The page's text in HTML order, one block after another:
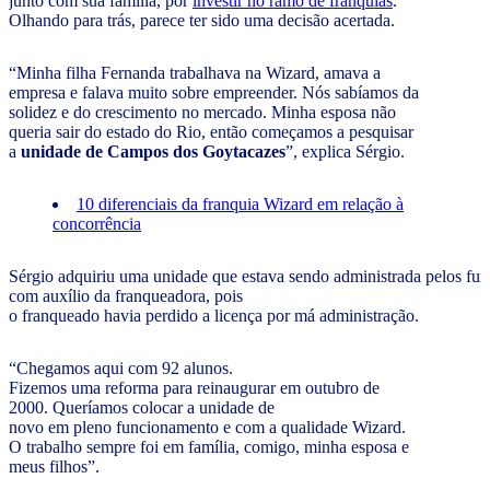
Olhando para trás, parece ter sido uma decisão acertada.
“Minha filha Fernanda trabalhava na Wizard, amava a
empresa e falava muito sobre empreender. Nós sabíamos da
solidez e do crescimento no mercado. Minha esposa não
queria sair do estado do Rio, então começamos a pesquisar
a unidade de Campos dos Goytacazes”, explica Sérgio.
10 diferenciais da franquia Wizard em relação à
concorrência
Sérgio adquiriu uma unidade que estava sendo administrada pelos
com auxílio da franqueadora, pois
o franqueado havia perdido a licença por má administração.
“Chegamos aqui com 92 alunos.
Fizemos uma reforma para reinaugurar em outubro de
2000. Queríamos colocar a unidade de
novo em pleno funcionamento e com a qualidade Wizard.
O trabalho sempre foi em família, comigo, minha esposa e
meus filhos”.